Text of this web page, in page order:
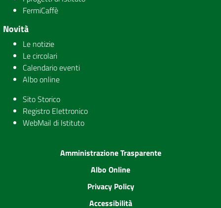
FermiCaffè
Novità
Le notizie
Le circolari
Calendario eventi
Albo online
Sito Storico
Registro Elettronico
WebMail di Istituto
Amministrazione Trasparente
Albo Online
Privacy Policy
Accessibilità